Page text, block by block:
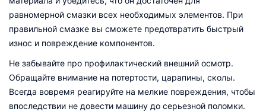
равномерной смазки всех необходимых элементов. При
правильной смазке вы сможете предотвратить быстрый
износ и повреждение компонентов.
Не забывайте про профилактический внешний осмотр.
Обращайте внимание на потертости, царапины, сколы.
Всегда вовремя реагируйте на мелкие повреждения, чтобы
впоследствии не довести машину до серьезной поломки.